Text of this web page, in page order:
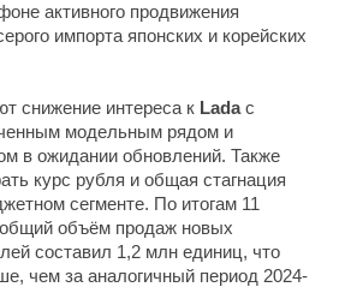
активного продвижения
импорта японских и корейских
снижение интереса к Ladaс
модельным рядом и
в ожидании обновлений. Также
курс рубля и общая стагнация
сегменте. По итогам 11
объём продаж новых
составил 1,2 млн единиц, что
чем за аналогичный период 2024-